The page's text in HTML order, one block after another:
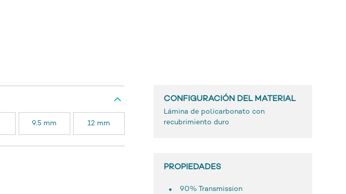
9.5 mm 12 mm
CONFIGURACIÓN DEL MATERIAL
Lámina de policarbonato con
recubrimiento duro
PROPIEDADES
90% Transmission